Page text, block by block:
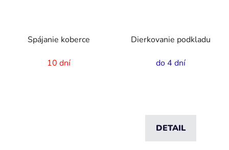
Spájanie koberce
10 dní
Dierkovanie podkladu
do 4 dní
DETAIL